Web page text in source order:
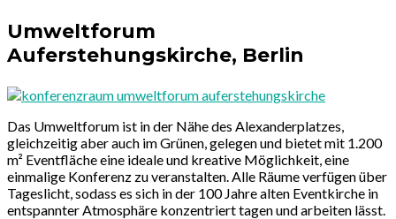
Umweltforum
Auferstehungskirche, Berlin
Das Umweltforum ist in der Nähe des Alexanderplatzes,
gleichzeitig aber auch im Grünen, gelegen und bietet mit 1.200
m² Eventfläche eine ideale und kreative Möglichkeit, eine
einmalige Konferenz zu veranstalten. Alle Räume verfügen über
Tageslicht, sodass es sich in der 100 Jahre alten Eventkirche in
entspannter Atmosphäre konzentriert tagen und arbeiten lässt.